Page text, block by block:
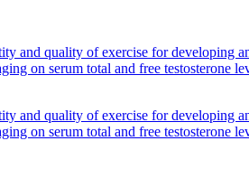
and quality of exercise for developing
on serum total and free testosterone
and quality of exercise for developing
on serum total and free testosterone